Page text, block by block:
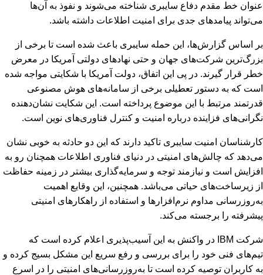
عنوان خط مقدم دفاع سایبری شناخته می‌شوند و نفوذ به آن‌ها
می‌تواند پیامدهای جدی برای امنیت اطلاعات داشته باشد.
بر اساس گزارش‌ها، این حمله سایبری باعث شده است تا برخی از
بزرگ‌ترین شرکت‌های جهان و حتی نهادهای دولتی آمریکا در معرض
خطر قرار گیرند. در پی این اتفاق، دولت آمریکا با شکایتی مواجه شده
است که به دستور تعطیلی برخی از سامانه‌های هوش مصنوعی
قدرتمند مرتبط با این موضوع پرداخته است. این شکایت نشان‌دهنده
نگرانی‌های فزاینده درباره امنیت و کنترل فناوری‌های نوین است.
کارشناسان امنیت سایبری تاکید دارند که این دو حادثه به خوبی نشان
می‌دهد که چالش‌های امنیتی در دنیای فناوری اطلاعات همچنان رو به
افزایش است و نیازمند توجه و سرمایه‌گذاری بیشتر در زمینه حفاظت
از زیرساخت‌های حیاتی می‌باشد. همچنین، این وقایع اهمیت
به‌روزرسانی مداوم نرم‌افزارها و استفاده از راهکارهای امنیتی
پیشرفته را برجسته می‌کند.
شرکت IBM در واکنش به این آسیب‌پذیری اعلام کرده است که
تیم‌های فنی خود را برای بررسی و رفع سریع این مشکل بسیج کرده و
به کاربران توصیه کرده است تا به‌روزرسانی‌های امنیتی را در اسرع